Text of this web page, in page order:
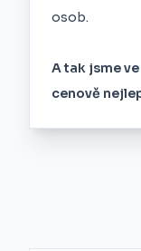
osob.
A tak jsme
cenově